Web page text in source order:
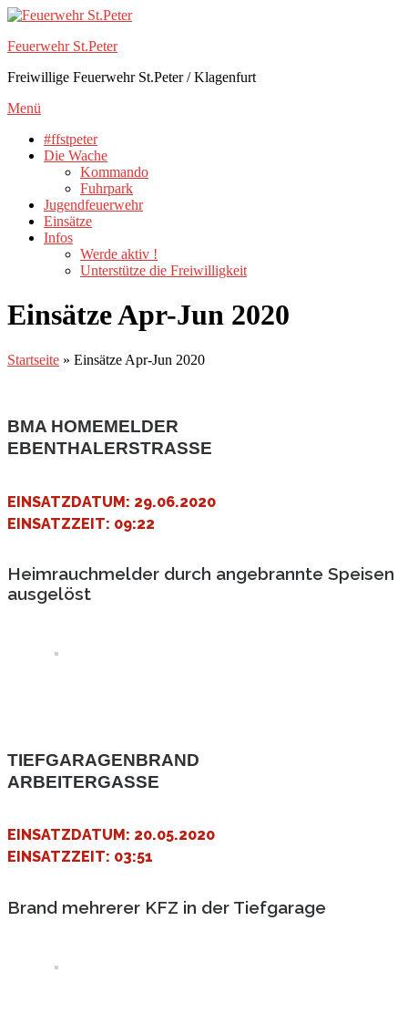
Zum
springen
Feuerwehr St.Peter
Freiwillige Feuerwehr St.Peter / Klagenfurt
Menü
#ffstpeter
Die Wache
Kommando
Fuhrpark
Jugendfeuerwehr
Einsätze
Infos
Werde aktiv !
Unterstütze die Freiwilligkeit
Einsätze Apr-Jun 2020
Startseite » Einsätze Apr-Jun 2020
BMA HOMEMELDER
EBENTHALERSTRASSE
EINSATZDATUM: 29.06.2020
EINSATZZEIT: 09:22
Heimrauchmelder durch angebrannte Speisen
ausgelöst
TIEFGARAGENBRAND
ARBEITERGASSE
EINSATZDATUM: 20.05.2020
EINSATZZEIT: 03:51
Brand mehrerer KFZ in der Tiefgarage